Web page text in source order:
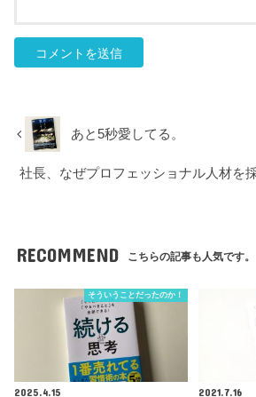
あと5秒愛してる。
社長、なぜプロフェッショナル人材を
RECOMMEND こちらの記事も人気です。
そういうことだったのか！
2025.4.15 2021.7.16